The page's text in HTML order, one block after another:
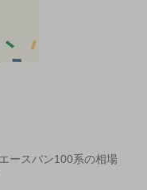
ースバン100系の相場